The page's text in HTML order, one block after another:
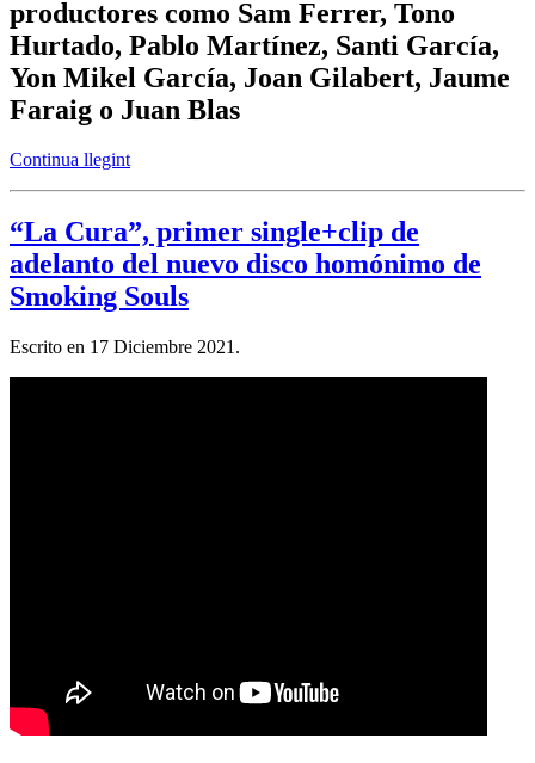
productores como Sam Ferrer, Tono
Hurtado, Pablo Martínez, Santi García,
Yon Mikel García, Joan Gilabert, Jaume
Faraig o Juan Blas
Continua llegint
“La Cura”, primer single+clip de
adelanto del nuevo disco homónimo de
Smoking Souls
Escrito en 17 Diciembre 2021 .